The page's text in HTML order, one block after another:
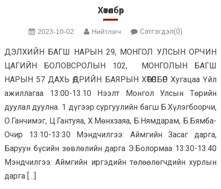
Хөтөлбөр
2023-10-02 Нийтлэгч Сэтгэгдэл(0)
ДЭЛХИЙН БАГШ НАРЫН 29, МОНГОЛ УЛСЫН ОРЧИН
ЦАГИЙН БОЛОВСРОЛЫН 102, МОНГОЛЫН БАГШ
НАРЫН 57 ДАХЬ ӨДРИЙН БАЯРЫН ХӨТӨЛБӨР Хугацаа Үйл
ажиллагаа 13:00-13.10 Нээлт Монгол Улсын Төрийн
дуулал дуулна. 1 дүгээр сургуулийн багш Б.Хүлэгбоорчи,
О.Ганчимэг, Ц.Гантуяа, Х.Мөнхзаяа, Б.Нямдарам, Б.Бямба-
Очир 13:10-13:30 Мэндчилгээ: Аймгийн Засаг дарга,
Баруун бүсийн зөвлөлийн дарга Э.Болормаа 13:30-13:40
Мэндчилгээ: Аймгийн иргэдийн төлөөлөгчдийн хурлын
дарга […]